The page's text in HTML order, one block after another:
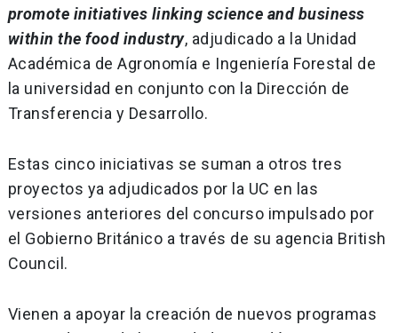
promote initiatives linking science and business
within the food industry, adjudicado a la Unidad
Académica de Agronomía e Ingeniería Forestal de
la universidad en conjunto con la Dirección de
Transferencia y Desarrollo.
Estas cinco iniciativas se suman a otros tres
proyectos ya adjudicados por la UC en las
versiones anteriores del concurso impulsado por
el Gobierno Británico a través de su agencia British
Council.
Vienen a apoyar la creación de nuevos programas